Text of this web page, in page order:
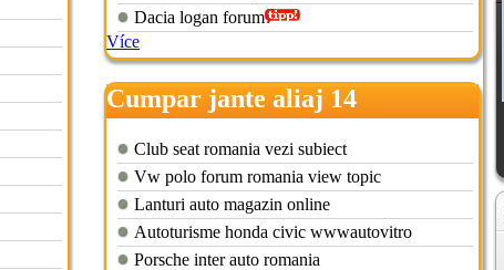
Dacia logan forum
Více
Cumpar jante aliaj 14
Club seat romania vezi subiect
Vw polo forum romania view topic
Lanturi auto magazin online
Autoturisme honda civic wwwautovitro
Porsche inter auto romania